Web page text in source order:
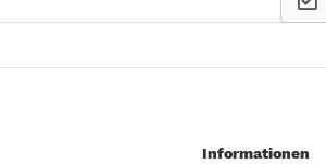
Informationen